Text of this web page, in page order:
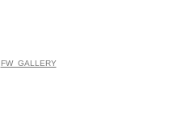
FW_GALLERY